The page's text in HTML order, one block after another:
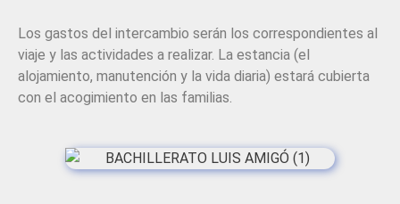
Los gastos del intercambio serán los correspondientes al
viaje y las actividades a realizar. La estancia (el
alojamiento, manutención y la vida diaria) estará cubierta
con el acogimiento en las familias.